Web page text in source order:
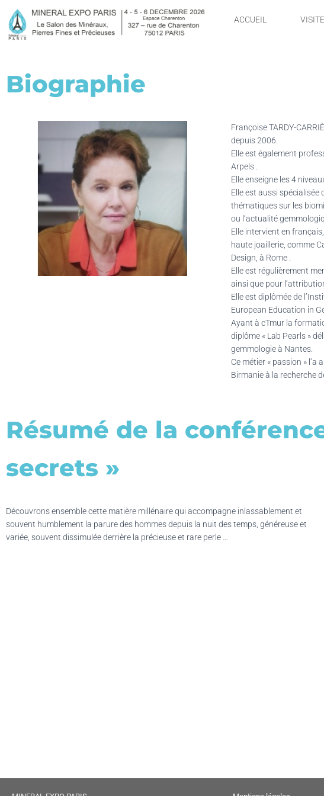
ACCUEIL
Biographie
Françoise TARDY-
depuis 2006.
Elle est également
Arpels .
Elle enseigne les 4
Elle est aussi
thématiques sur les
ou l‘actualité
Elle intervient en
haute joaillerie, comme
Design, à Rome .
Elle est régulièrement
ainsi que pour
Elle est diplômée de
European Education in
Ayant à cTmur la
diplôme « Lab Pearls »
gemmologie à Nantes.
Ce métier « passion »
Birmanie à la recherche
Résumé de la
secrets »
Découvrons ensemble cette matière millénaire qui accompagne inlassablement et
souvent humblement la parure des hommes depuis la nuit des temps, généreuse et
variée, souvent dissimulée derrière la précieuse et rare perle …